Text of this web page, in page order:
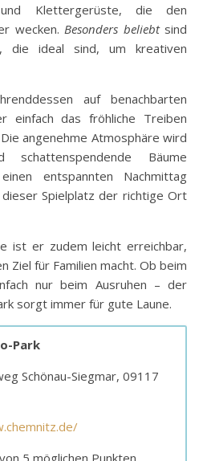
und Klettergerüste, die den
wecken. Besonders beliebtsind
die ideal sind, um kreativen
auf benachbarten
einfach das fröhliche Treiben
angenehme Atmosphäre wird
Bäume
entspannten Nachmittag
Spielplatz der richtige Ort
ist er zudem leicht erreichbar,
Ziel für Familien macht. Ob beim
nur beim Ausruhen – der
sorgt immer für gute Laune.
Park
Schönau-Siegmar, 09117